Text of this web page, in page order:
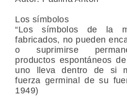
Los símbolos
“Los símbolos de la
fabricados, no pueden
o suprimirse
productos espontáneos
uno lleva dentro de si
fuerza germinal de su
1949)